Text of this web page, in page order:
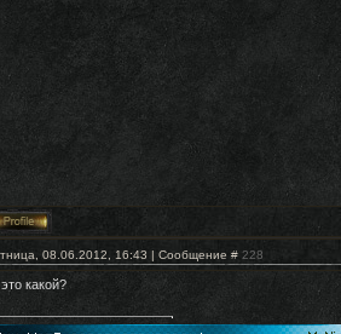
08.06.2012, 16:43 | Сообщение # 228
какой?